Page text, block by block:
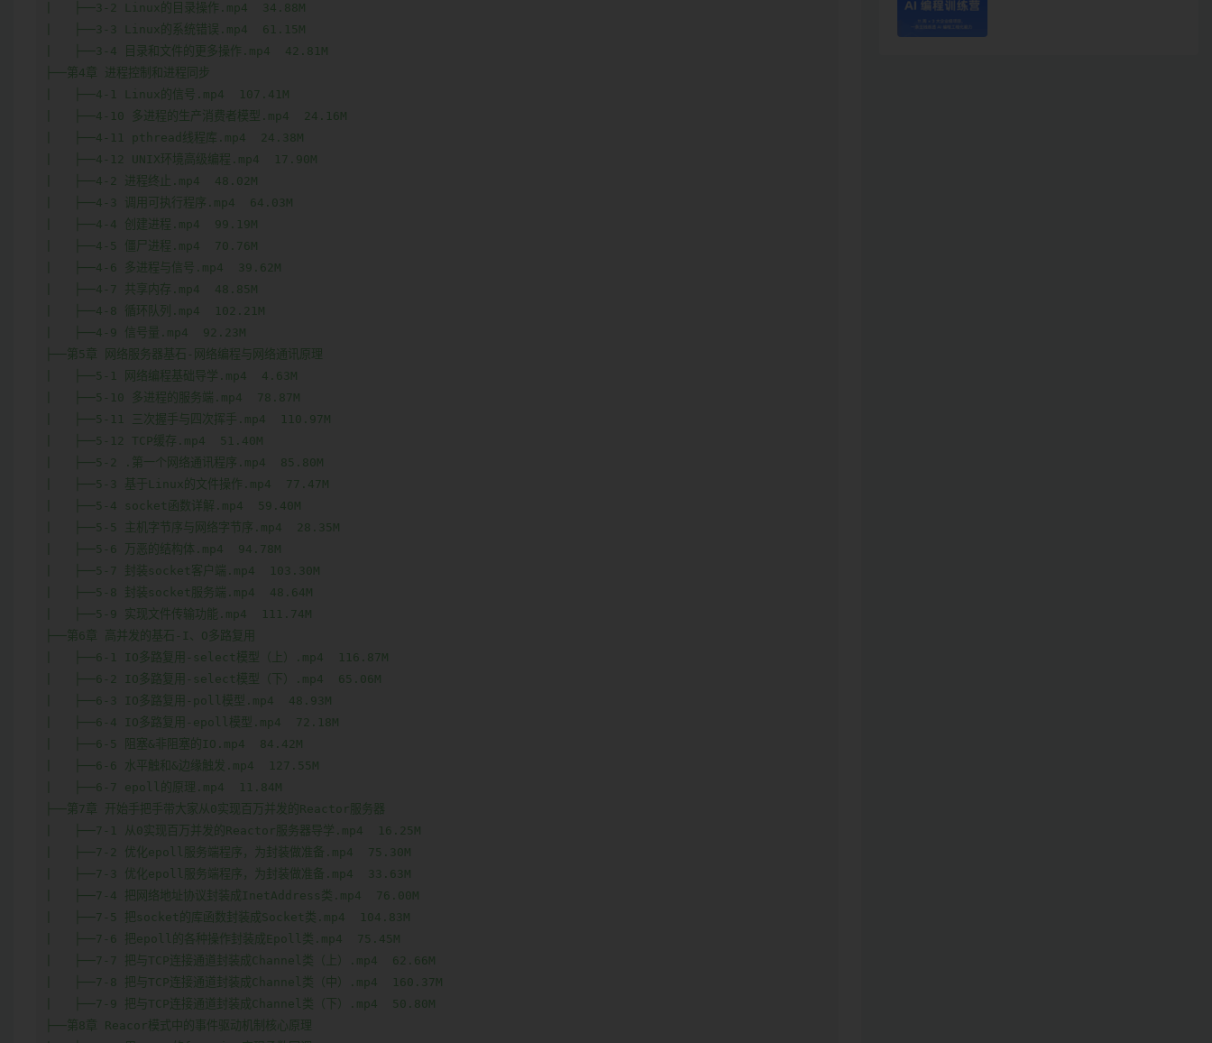
|   ├──3-2 Linux的目录操作.mp4  34.88M
|   ├──3-3 Linux的系统错误.mp4  61.15M
|   ├──3-4 目录和文件的更多操作.mp4  42.81M
├──第4章 进程控制和进程同步
|   ├──4-1 Linux的信号.mp4  107.41M
|   ├──4-10 多进程的生产消费者模型.mp4  24.16M
|   ├──4-11 pthread线程库.mp4  24.38M
|   ├──4-12 UNIX环境高级编程.mp4  17.90M
|   ├──4-2 进程终止.mp4  48.02M
|   ├──4-3 调用可执行程序.mp4  64.03M
|   ├──4-4 创建进程.mp4  99.19M
|   ├──4-5 僵尸进程.mp4  70.76M
|   ├──4-6 多进程与信号.mp4  39.62M
|   ├──4-7 共享内存.mp4  48.85M
|   ├──4-8 循环队列.mp4  102.21M
|   ├──4-9 信号量.mp4  92.23M
├──第5章 网络服务器基石-网络编程与网络通讯原理
|   ├──5-1 网络编程基础导学.mp4  4.63M
|   ├──5-10 多进程的服务端.mp4  78.87M
|   ├──5-11 三次握手与四次挥手.mp4  110.97M
|   ├──5-12 TCP缓存.mp4  51.40M
|   ├──5-2 .第一个网络通讯程序.mp4  85.80M
|   ├──5-3 基于Linux的文件操作.mp4  77.47M
|   ├──5-4 socket函数详解.mp4  59.40M
|   ├──5-5 主机字节序与网络字节序.mp4  28.35M
|   ├──5-6 万恶的结构体.mp4  94.78M
|   ├──5-7 封装socket客户端.mp4  103.30M
|   ├──5-8 封装socket服务端.mp4  48.64M
|   ├──5-9 实现文件传输功能.mp4  111.74M
├──第6章 高并发的基石-I、O多路复用
|   ├──6-1 IO多路复用-select模型（上）.mp4  116.87M
|   ├──6-2 IO多路复用-select模型（下）.mp4  65.06M
|   ├──6-3 IO多路复用-poll模型.mp4  48.93M
|   ├──6-4 IO多路复用-epoll模型.mp4  72.18M
|   ├──6-5 阻塞&非阻塞的IO.mp4  84.42M
|   ├──6-6 水平触和&边缘触发.mp4  127.55M
|   ├──6-7 epoll的原理.mp4  11.84M
├──第7章 开始手把手带大家从0实现百万并发的Reactor服务器
|   ├──7-1 从0实现百万并发的Reactor服务器导学.mp4  16.25M
|   ├──7-2 优化epoll服务端程序，为封装做准备.mp4  75.30M
|   ├──7-3 优化epoll服务端程序，为封装做准备.mp4  33.63M
|   ├──7-4 把网络地址协议封装成InetAddress类.mp4  76.00M
|   ├──7-5 把socket的库函数封装成Socket类.mp4  104.83M
|   ├──7-6 把epoll的各种操作封装成Epoll类.mp4  75.45M
|   ├──7-7 把与TCP连接通道封装成Channel类（上）.mp4  62.66M
|   ├──7-8 把与TCP连接通道封装成Channel类（中）.mp4  160.37M
|   ├──7-9 把与TCP连接通道封装成Channel类（下）.mp4  50.80M
├──第8章 Reacor模式中的事件驱动机制核心原理